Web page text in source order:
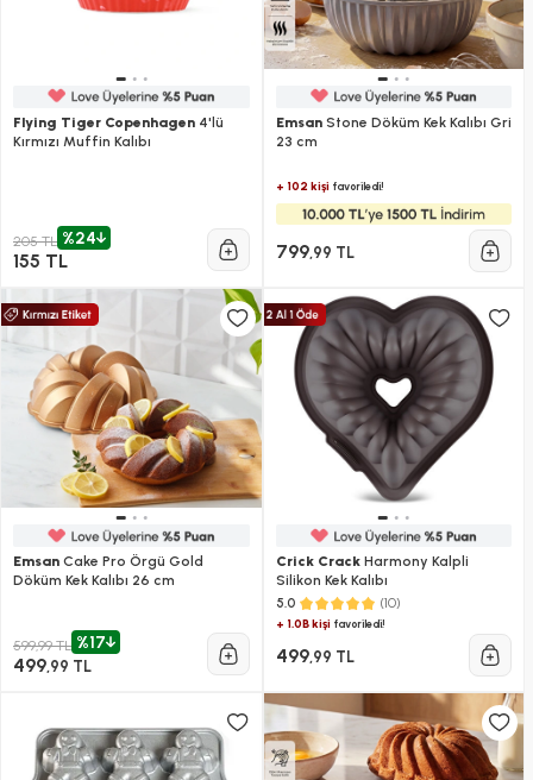
Flying Tiger Copenhagen 4'lü
Kırmızı Muffin Kalıbı
205 TL %24
155 TL
EmsanStone Döküm Kek Kalıbı Gri
23 cm
+ 102 kişifavoriledi!
799,99 TL
Emsan Cake Pro Örgü Gold
Döküm Kek Kalıbı 26 cm
599,99 TL %17
499,99 TL
Crick CrackHarmony Kalpli
Silikon Kek Kalıbı
5.0 (10)
+ 1.0B kişifavoriledi!
499,99 TL